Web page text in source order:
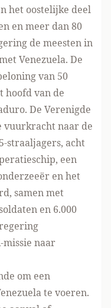
het oostelijke deel
en meer dan 80
de meesten in
Venezuela. De
van 50
hoofd van de
De Verenigde
vuurkrachtnaar de
straaljagers, acht
een
en het
samen met
en 6.000
missie naar
om een
te voeren.